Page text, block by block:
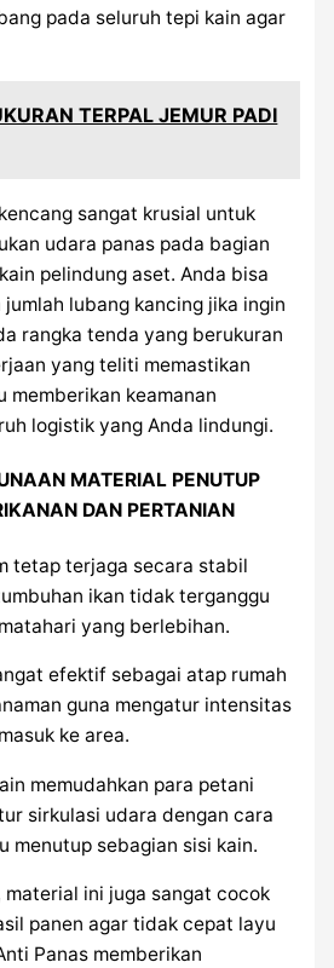
pada seluruh tepi kain agar
TERPAL JEMUR PADI
sangat krusial untuk
udara panas pada bagian
pelindung aset. Anda bisa
lubang kancing jika ingin
rangka tenda yang berukuran
yang teliti memastikan
memberikan keamanan
logistik yang Anda lindungi.
MATERIAL PENUTUP
DAN PERTANIAN
tetap terjaga secara stabil
ikan tidak terganggu
yang berlebihan.
efektif sebagai atap rumah
guna mengatur intensitas
ke area.
memudahkan para petani
sirkulasi udara dengan cara
menutup sebagian sisi kain.
material ini juga sangat cocok
panen agar tidak cepat layu
Panas memberikan